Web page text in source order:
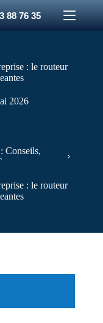
88 76 35
: le routeur
2026
Conseils,
: le routeur